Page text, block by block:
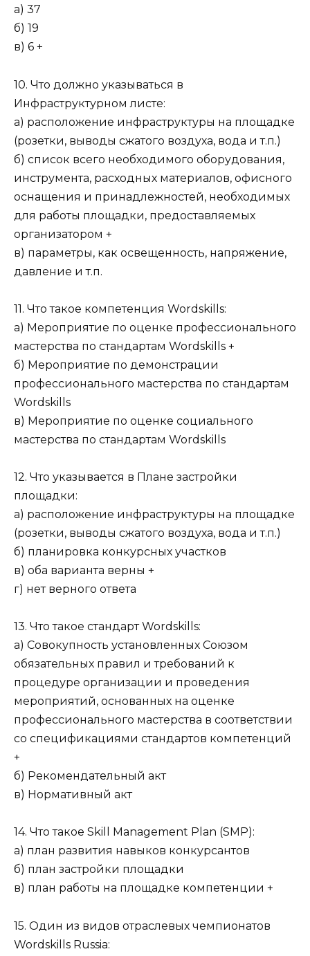
а) 37
б) 19
в) 6 +
10. Что должно указываться в
Инфраструктурном листе:
а) расположение инфраструктуры на площадке
(розетки, выводы сжатого воздуха, вода и т.п.)
б) список всего необходимого оборудования,
инструмента, расходных материалов, офисного
оснащения и принадлежностей, необходимых
для работы площадки, предоставляемых
организатором +
в) параметры, как освещенность, напряжение,
давление и т.п.
11. Что такое компетенция Wordskills:
а) Мероприятие по оценке профессионального
мастерства по стандартам Wordskills +
б) Мероприятие по демонстрации
профессионального мастерства по стандартам
Wordskills
в) Мероприятие по оценке социального
мастерства по стандартам Wordskills
12. Что указывается в Плане застройки
площадки:
а) расположение инфраструктуры на площадке
(розетки, выводы сжатого воздуха, вода и т.п.)
б) планировка конкурсных участков
в) оба варианта верны +
г) нет верного ответа
13. Что такое стандарт Wordskills:
а) Совокупность установленных Союзом
обязательных правил и требований к
процедуре организации и проведения
мероприятий, основанных на оценке
профессионального мастерства в соответствии
со спецификациями стандартов компетенций
+
б) Рекомендательный акт
в) Нормативный акт
14. Что такое Skill Management Plan (SМР):
а) план развития навыков конкурсантов
б) план застройки площадки
в) план работы на площадке компетенции +
15. Один из видов отраслевых чемпионатов
Wordskills Russia: